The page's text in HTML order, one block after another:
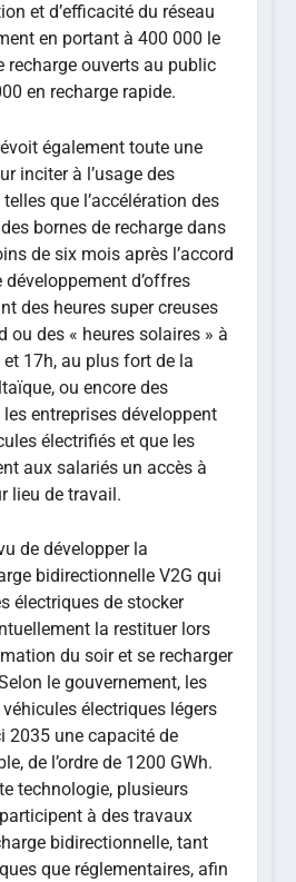
et d’efficacité du réseau
en portant à 400 000 le
recharge ouverts au public
en recharge rapide.
également toute une
inciter à l’usage des
que l’accélération des
bornes de recharge dans
de six mois après l’accord
d’offres
des heures super creuses
ou des « heures solaires » à
17h, au plus fort de la
ou encore des
entreprises développent
électrifiés et que les
aux salariés un accès à
lieu de travail.
de développer la
bidirectionnelle V2G qui
électriques de stocker
la restituer lors
du soir et se recharger
le gouvernement, les
électriques légers
2035 une capacité de
de l’ordre de 1200 GWh.
technologie, plusieurs
à des travaux
bidirectionnelle, tant
que réglementaires, afin